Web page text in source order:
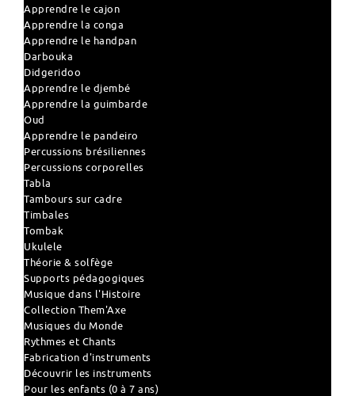
Apprendre le cajon
Apprendre la conga
Apprendre le handpan
Darbouka
Didgeridoo
Apprendre le djembé
Apprendre la guimbarde
Oud
Apprendre le pandeiro
Percussions brésiliennes
Percussions corporelles
Tabla
Tambours sur cadre
Timbales
Tombak
Ukulele
Théorie & solfège
Supports pédagogiques
Musique dans l'Histoire
Collection Them'Axe
Musiques du Monde
Rythmes et Chants
Fabrication d'instruments
Découvrir les instruments
Pour les enfants (0 à 7 ans)